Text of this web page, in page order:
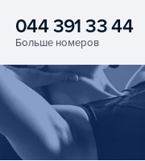
Interatletika logo
044 391 33 44